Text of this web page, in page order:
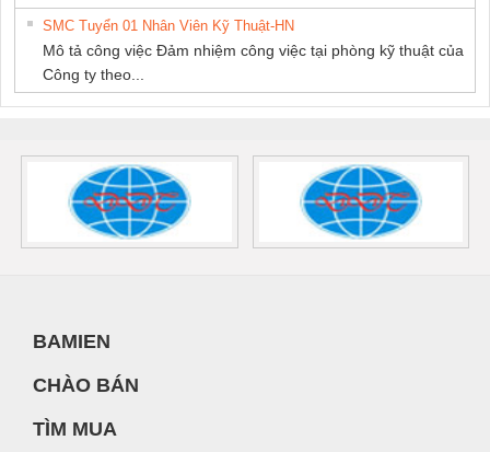
SMC Tuyển 01 Nhân Viên Kỹ Thuật-HN
Mô tả công việc Đảm nhiệm công việc tại phòng kỹ thuật của
Công ty theo...
BAMIEN
CHÀO BÁN
TÌM MUA